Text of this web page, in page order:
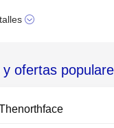
ofertas